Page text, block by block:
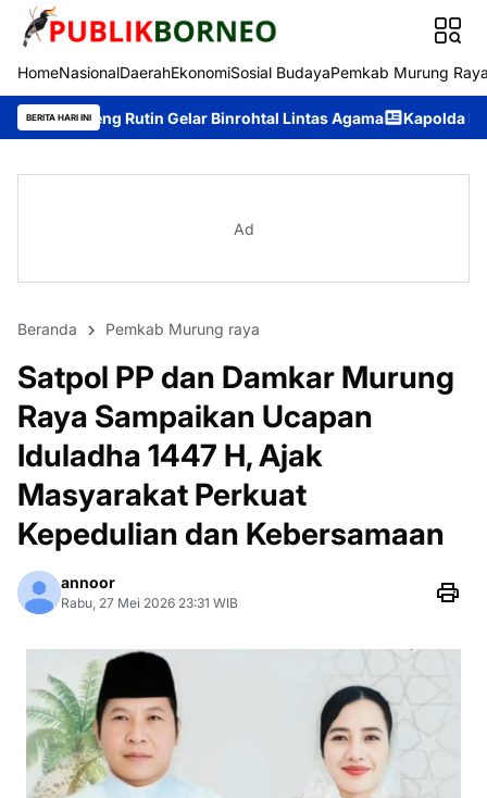
HomeNasionalDaerahEkonomiSosial BudayaPemkab Murung
BERITA HARI INI
Binrohtal Lintas Agama Kapolda Kalteng Dukung
Ad
Beranda Pemkab Murung raya
Satpol PP dan Damkar Murung
Raya Sampaikan Ucapan
Iduladha 1447 H, Ajak
Masyarakat Perkuat
Kepedulian dan Kebersamaan
annoor
Rabu, 27 Mei 2026 23:31 WIB